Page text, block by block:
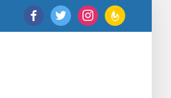
facebooktwitter instagramfeedburner